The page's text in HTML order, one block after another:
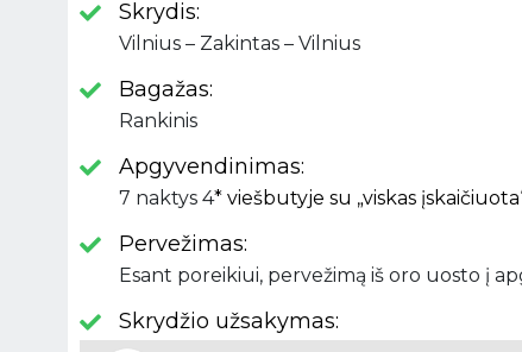
Skrydis:
Vilnius – Zakintas – Vilnius
Bagažas:
Rankinis
Apgyvendinimas:
7 naktys 4* viešbutyje su „viskas
Pervežimas:
Esant poreikiui, pervežimą iš oro uosto į
Skrydžio užsakymas: